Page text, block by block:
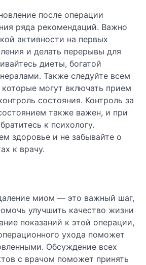
после операции
ряда рекомендаций. Важно
активности на первых
и делать перерывы для
диеты, богатой
Также следуйте всем
которые могут включать прием
состояния. Контроль за
также важен, и при
к психологу.
здоровье и не забывайте о
к врачу.
миом — это важный шаг,
улучшить качество жизни
показаний к этой операции,
ухода поможет
Обсуждение всех
с врачом поможет принять